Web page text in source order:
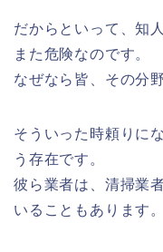
だからといって、知
また危険なのです。
なぜなら皆、その分
そういった時頼りに
う存在です。
彼ら業者は、清掃業
いることもあります。